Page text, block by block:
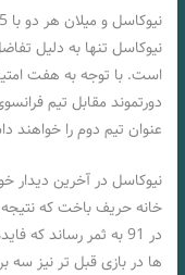
نیوکاسل تنها به دلیل
است. با توجه به هفت
دورتموند مقابل تیم
عنوان تیم دوم را خواهند
نیوکاسل در آخرین دیدار
خانه حریف باخت که نتیجه
در 91 به ثمر رساند
ها در بازی قبل تر نیز سه